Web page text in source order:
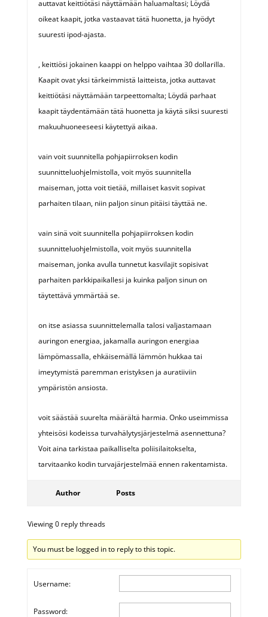
auttavat keittiötäsi näyttämään haluamaltasi; Löydä
oikeat kaapit, jotka vastaavat tätä huonetta, ja hyödyt
suuresti ipod-ajasta.
, keittiösi jokainen kaappi on helppo vaihtaa 30 dollarilla.
Kaapit ovat yksi tärkeimmistä laitteista, jotka auttavat
keittiötäsi näyttämään tarpeettomalta; Löydä parhaat
kaapit täydentämään tätä huonetta ja käytä siksi suuresti
makuuhuoneeseesi käytettyä aikaa.
vain voit suunnitella pohjapiirroksen kodin
suunnitteluohjelmistolla, voit myös suunnitella
maiseman, jotta voit tietää, millaiset kasvit sopivat
parhaiten tilaan, niin paljon sinun pitäisi täyttää ne.
vain sinä voit suunnitella pohjapiirroksen kodin
suunnitteluohjelmistolla, voit myös suunnitella
maiseman, jonka avulla tunnetut kasvilajit sopisivat
parhaiten parkkipaikallesi ja kuinka paljon sinun on
täytettävä ymmärtää se.
on itse asiassa suunnittelemalla talosi valjastamaan
auringon energiaa, jakamalla auringon energiaa
lämpömassalla, ehkäisemällä lämmön hukkaa tai
imeytymistä paremman eristyksen ja auratiiviin
ympäristön ansiosta.
voit säästää suurelta määrältä harmia. Onko useimmissa
yhteisösi kodeissa turvahälytysjärjestelmä asennettuna?
Voit aina tarkistaa paikalliselta poliisilaitokselta,
tarvitaanko kodin turvajärjestelmää ennen rakentamista.
Author Posts
Viewing 0 reply threads
You must be logged in to reply to this topic.
Username:
Password: